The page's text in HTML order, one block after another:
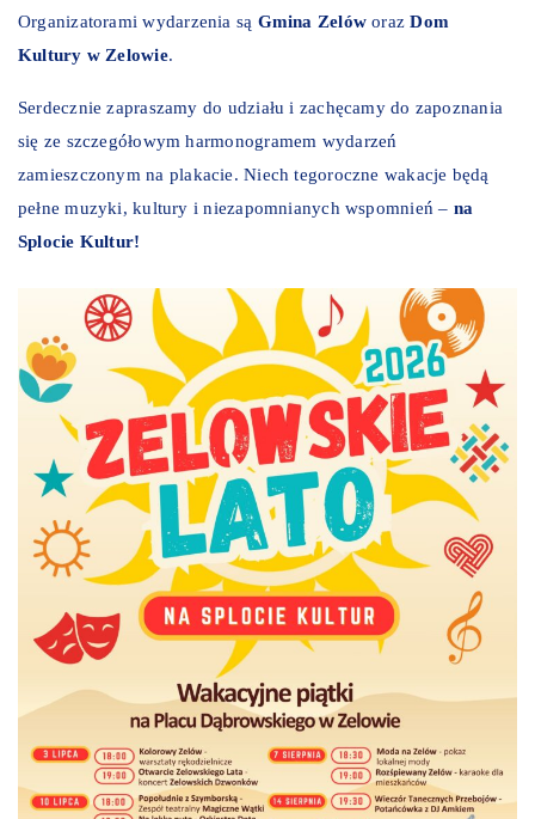
Organizatorami wydarzenia są Gmina Zelów orazDom
Kultury w Zelowie.
Serdecznie zapraszamy do udziału i zachęcamy do zapoznania
się ze szczegółowym harmonogramem wydarzeń
zamieszczonym na plakacie. Niech tegoroczne wakacje będą
pełne muzyki, kultury i niezapomnianych wspomnień – na
Splocie Kultur!